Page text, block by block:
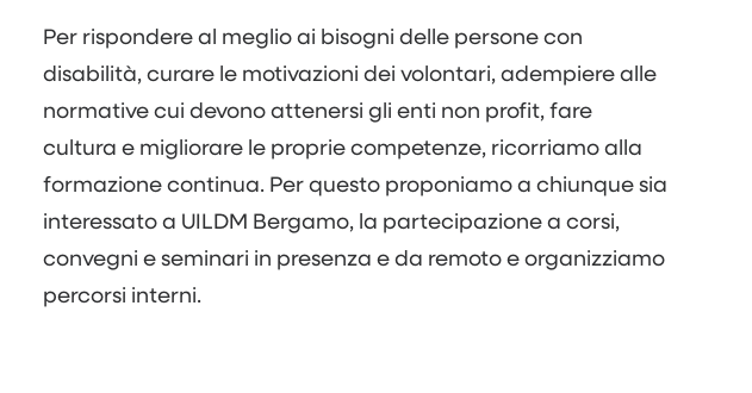
Per rispondere al meglio ai bisogni delle persone con
disabilità, curare le motivazioni dei volontari, adempiere alle
normative cui devono attenersi gli enti non profit, fare
cultura e migliorare le proprie competenze, ricorriamo alla
formazione continua. Per questo proponiamo a chiunque sia
interessato a UILDM Bergamo, la partecipazione a corsi,
convegni e seminari in presenza e da remoto e organizziamo
percorsi interni.